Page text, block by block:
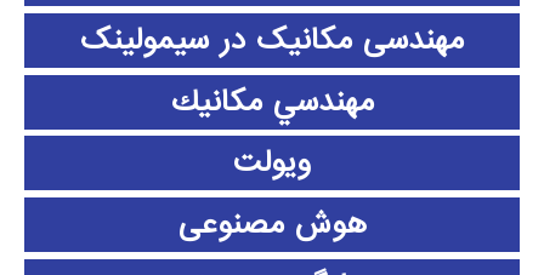
مهندسی مکانیک در سیمولینک
مهندسي مكانيك
ویولت
هوش مصنوعی